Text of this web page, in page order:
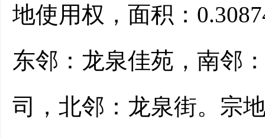
地使用权，面积：
东邻： 龙泉佳苑 ，南邻
司，北邻：龙泉街。 宗